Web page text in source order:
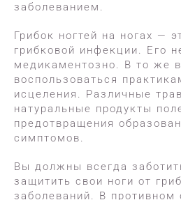
заболеванием.
Грибок ногтей на ногах —
грибковой инфекции. Его
медикаментозно. В то же
воспользоваться
исцеления. Различные
натуральные продукты
предотвращения
симптомов.
Вы должны всегда
защитить свои ноги от
заболеваний. В противном